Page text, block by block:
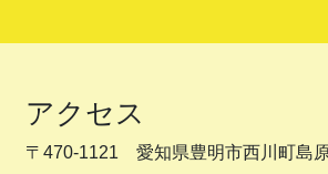
アクセス
〒470-1121 愛知県豊明市西川町島